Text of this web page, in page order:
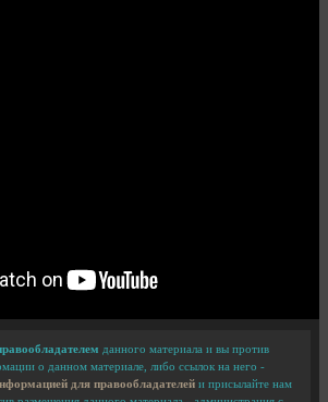
данного материала и вы против
о данном материале, либо ссылок на него -
для правообладателей и присылайте нам